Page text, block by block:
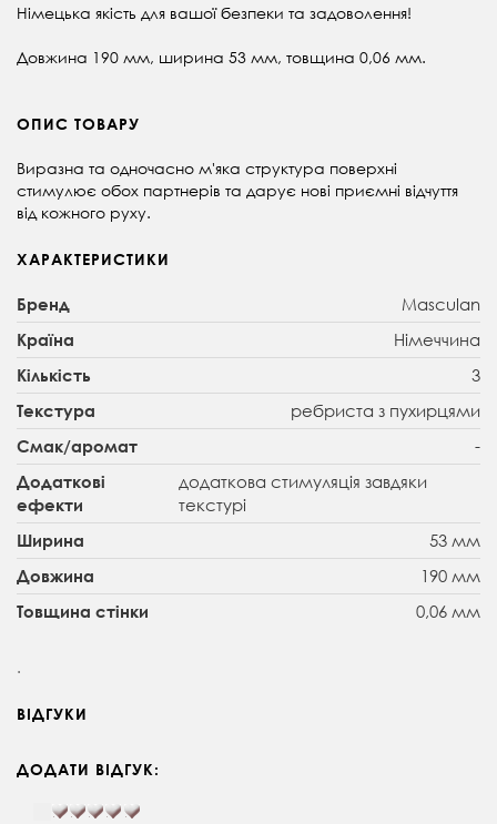
Німецька якість для вашої безпеки та задоволення!
Довжина 190 мм, ширина 53 мм, товщина 0,06 мм.
ОПИС ТОВАРУ
Виразна та одночасно м'яка структура поверхні
стимулює обох партнерів та дарує нові приємні відчуття
від кожного руху.
ХАРАКТЕРИСТИКИ
Бренд Masculan
Країна Німеччина
Кількість 3
Текстура ребриста з пухирцями
Смак/аромат -
Додаткові
ефекти
додаткова стимуляція завдяки
текстурі
Ширина 53 мм
Довжина 190 мм
Товщина стінки 0,06 мм
.
ВІДГУКИ
ДОДАТИ ВІДГУК: